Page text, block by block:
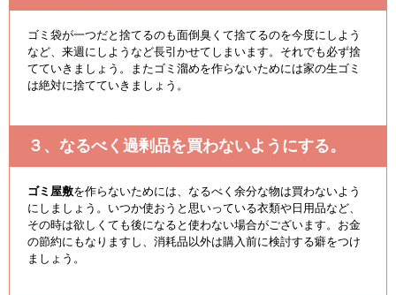
ゴミ袋が一つだと捨てるのも面倒臭くて捨てるのを今度にしよう
など、来週にしようなど長引かせてしまいます。それでも必ず捨
てていきましょう。またゴミ溜めを作らないためには家の生ゴミ
は絶対に捨てていきましょう。
３、なるべく過剰品を買わないようにする。
ゴミ屋敷を作らないためには、なるべく余分な物は買わないよう
にしましょう。いつか使おうと思いっている衣類や日用品など、
その時は欲しくても後になると使わない場合がございます。お金
の節約にもなりますし、消耗品以外は購入前に検討する癖をつけ
ましょう。